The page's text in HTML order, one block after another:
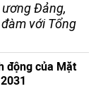
Đảng,
với Tổng
động của Mặt